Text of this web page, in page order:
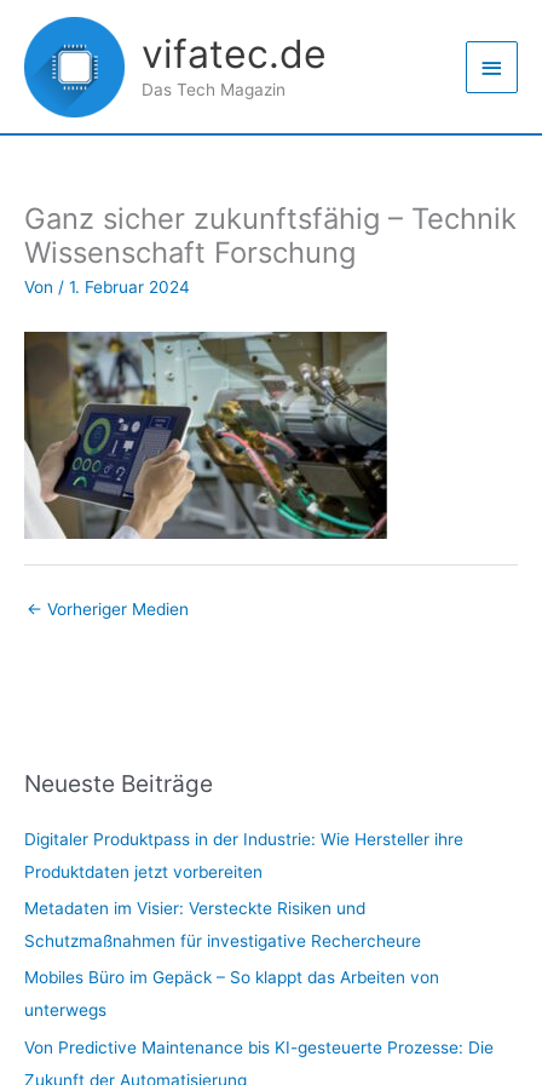
Inhalt
springen
vifatec.de
Das Tech Magazin
Ganz sicher zukunftsfähig – Technik
Wissenschaft Forschung
Von / 1. Februar 2024
← Vorheriger Medien
Neueste Beiträge
Digitaler Produktpass in der Industrie: Wie Hersteller ihre
Produktdaten jetzt vorbereiten
Metadaten im Visier: Versteckte Risiken und
Schutzmaßnahmen für investigative Rechercheure
Mobiles Büro im Gepäck – So klappt das Arbeiten von
unterwegs
Von Predictive Maintenance bis KI-gesteuerte Prozesse: Die
Zukunft der Automatisierung